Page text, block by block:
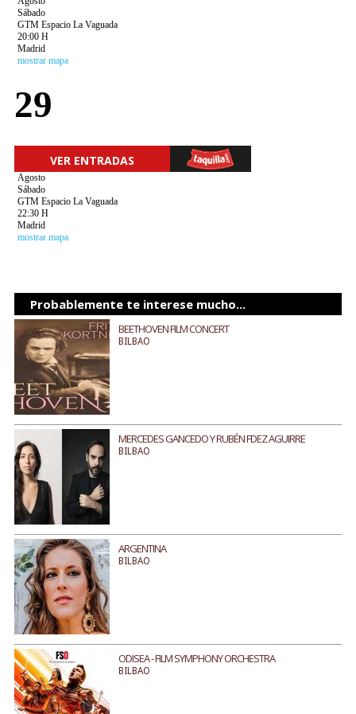
Sábado
GTM Espacio La Vaguada
20:00 H
Madrid
mostrar mapa
29
VER ENTRADAS
Agosto
Sábado
GTM Espacio La Vaguada
22:30 H
Madrid
mostrar mapa
Probablemente te interese mucho...
BEETHOVEN FILM CONCERT
BILBAO
MERCEDES GANCEDO Y RUBÉN FDEZ AGUIRRE
BILBAO
ARGENTINA
BILBAO
ODISEA - FILM SYMPHONY ORCHESTRA
BILBAO